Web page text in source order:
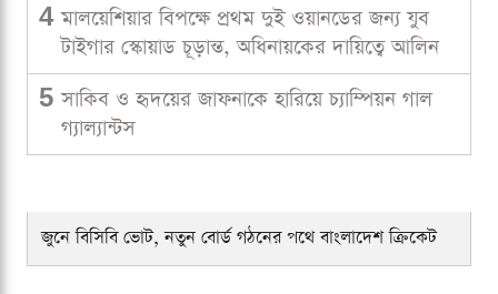
4 মালয়েশিয়ার বিপক্ষে প্রথম দুই ওয়ানডের জন্য যুব
টাইগার স্কোয়াড চূড়ান্ত, অধিনায়কের দায়িত্বে আলিন
5 সাকিব ও হৃদয়ের জাফনাকে হারিয়ে চ্যাম্পিয়ন গাল
গ্যাল্যান্টস